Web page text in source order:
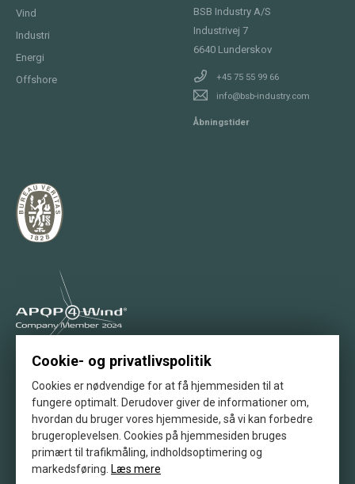
Vind
Industri
Energi
Offshore
BSB Industry A/S
Industrivej 7
6640 Lunderskov
+45 75 55 99 66
info@bsb-industry.com
Åbningstider
Stolt medlem af APQP4Wind
Vores klimabevis fra scanenergi
Cookie- og privatlivspolitik
Cookies er nødvendige for at få hjemmesiden til at
fungere optimalt. Derudover giver de informationer om,
hvordan du bruger vores hjemmeside, så vi kan forbedre
brugeroplevelsen. Cookies på hjemmesiden bruges
primært til trafikmåling, indholdsoptimering og
markedsføring. Læs mere